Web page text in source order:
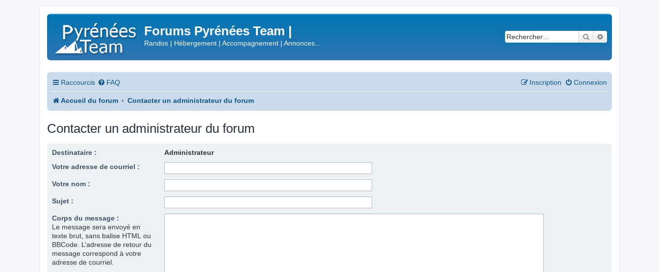
Forums Pyrénées Team |
Randos | Hébergement | Accompagnement | Annonces...
Rechercher
Raccourcis FAQ Connexion
Inscription
Accueil du forum Contacter un administrateur du forum
Contacter un administrateur du forum
Destinataire :
Administrateur
Votre adresse de courriel :
Votre nom :
Sujet :
Corps du message :
Le message sera envoyé en
texte brut, sans balise HTML ou
BBCode. L’adresse de retour du
message correspond à votre
adresse de courriel.